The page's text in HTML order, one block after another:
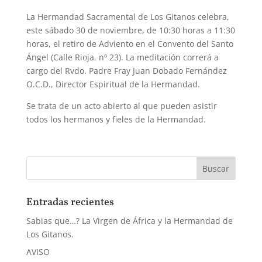
La Hermandad Sacramental de Los Gitanos celebra,
este sábado 30 de noviembre, de 10:30 horas a 11:30
horas, el retiro de Adviento en el Convento del Santo
Ángel (Calle Rioja, nº 23). La meditación correrá a
cargo del Rvdo. Padre Fray Juan Dobado Fernández
O.C.D., Director Espiritual de la Hermandad.
Se trata de un acto abierto al que pueden asistir
todos los hermanos y fieles de la Hermandad.
Entradas recientes
Sabias que…? La Virgen de África y la Hermandad de
Los Gitanos.
AVISO